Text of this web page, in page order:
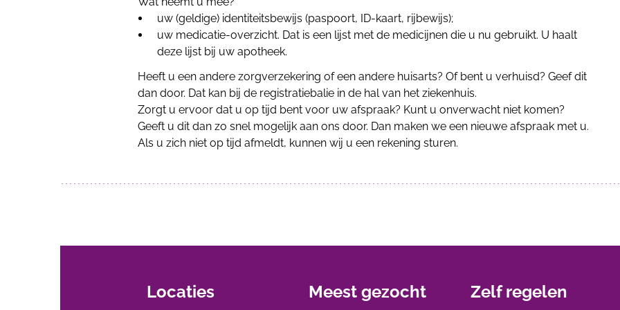
uw (geldige) identiteitsbewijs (paspoort, ID-kaart, rijbewijs);
uw medicatie-overzicht. Dat is een lijst met de medicijnen die u nu gebruikt. U haalt
deze lijst bij uw apotheek.
Heeft u een andere zorgverzekering of een andere huisarts? Of bent u verhuisd? Geef dit
dan door. Dat kan bij de registratiebalie in de hal van het ziekenhuis.
Zorgt u ervoor dat u op tijd bent voor uw afspraak? Kunt u onverwacht niet komen?
Geeft u dit dan zo snel mogelijk aan ons door. Dan maken we een nieuwe afspraak met u.
Als u zich niet op tijd afmeldt, kunnen wij u een rekening sturen.
Locaties Meest gezocht Zelf regelen